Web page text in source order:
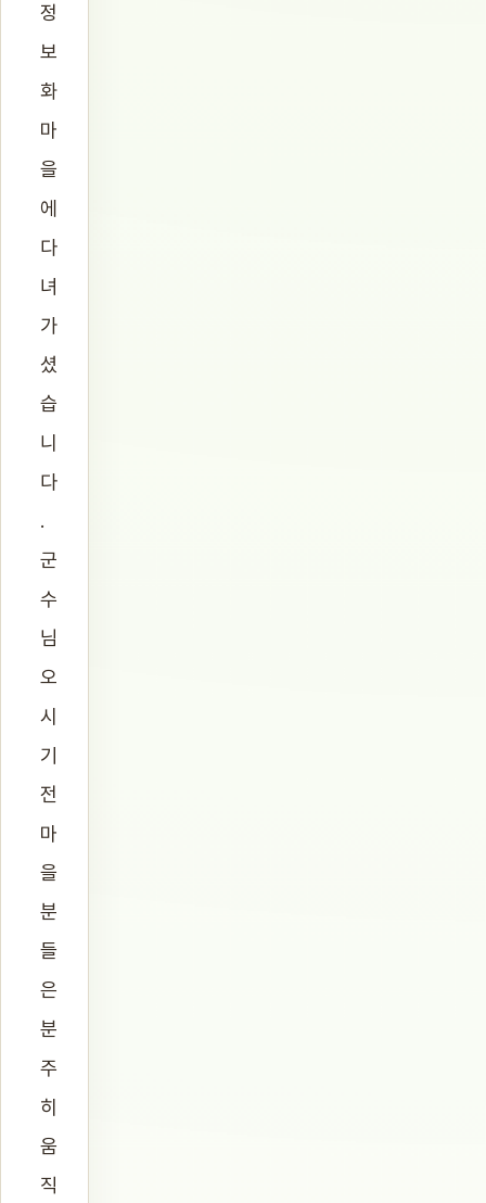
정
보
화
마
을
에
다
녀
가
셨
습
니
다
.
군
수
님
오
시
기
전
마
을
분
들
은
분
주
히
움
직